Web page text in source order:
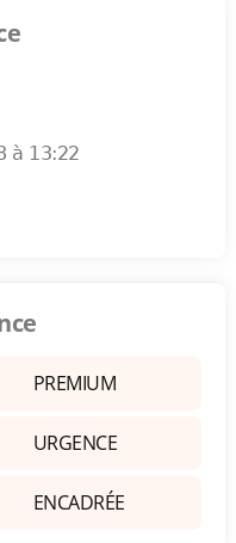
à 13:22
PREMIUM
URGENCE
ENCADRÉE